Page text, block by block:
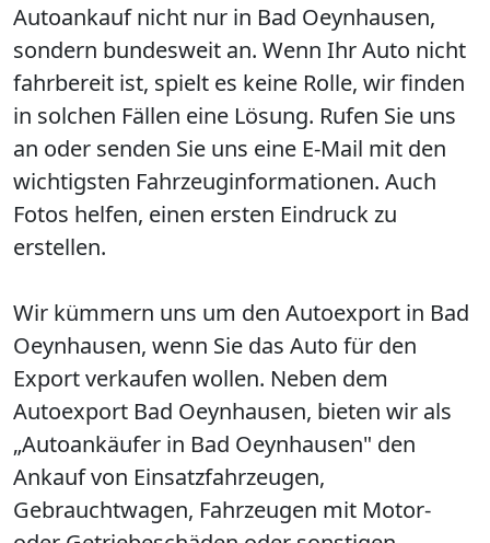
Autoankauf nicht nur in Bad Oeynhausen,
sondern bundesweit an. Wenn Ihr Auto nicht
fahrbereit ist, spielt es keine Rolle, wir finden
in solchen Fällen eine Lösung. Rufen Sie uns
an oder senden Sie uns eine E-Mail mit den
wichtigsten Fahrzeuginformationen. Auch
Fotos helfen, einen ersten Eindruck zu
erstellen.
Wir kümmern uns um den Autoexport in Bad
Oeynhausen, wenn Sie das Auto für den
Export verkaufen wollen. Neben dem
Autoexport Bad Oeynhausen, bieten wir als
„Autoankäufer in Bad Oeynhausen" den
Ankauf von Einsatzfahrzeugen,
Gebrauchtwagen, Fahrzeugen mit Motor-